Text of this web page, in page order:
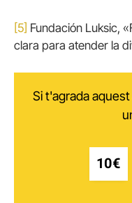
[5] Fundación Luksic,
clara para atender la
Si t'agrada
10€